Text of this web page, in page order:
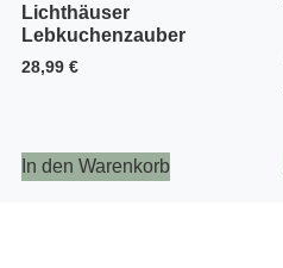
Lichthäuser
Lebkuchenzauber
28,99 €
In den Warenkorb